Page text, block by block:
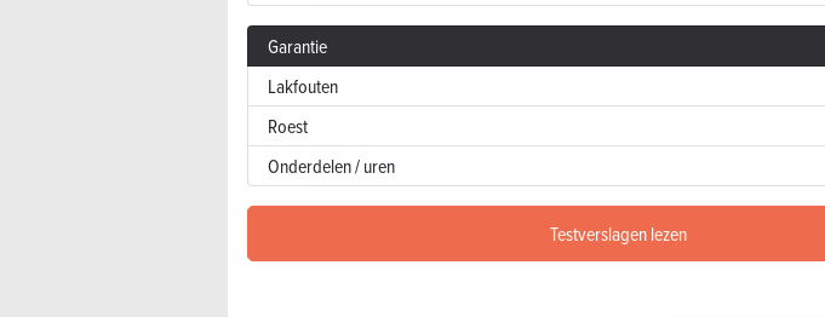
Garantie
Lakfouten
Roest
Onderdelen / uren
Testverslagen lezen